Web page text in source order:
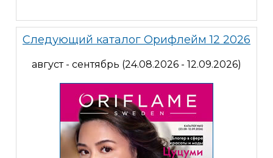
Следующий каталог Орифлейм 12 2026
август - сентябрь (24.08.2026 - 12.09.2026)